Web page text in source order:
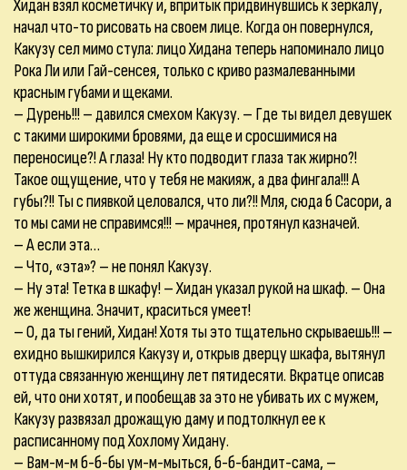
Хидан взял косметичку и, впритык придвинувшись к зеркалу,
начал что-то рисовать на своем лице. Когда он повернулся,
Какузу сел мимо стула: лицо Хидана теперь напоминало лицо
Рока Ли или Гай-сенсея, только с криво размалеванными
красным губами и щеками.
– Дурень!!! – давился смехом Какузу. – Где ты видел девушек
с такими широкими бровями, да еще и сросшимися на
переносице?! А глаза! Ну кто подводит глаза так жирно?!
Такое ощущение, что у тебя не макияж, а два фингала!!! А
губы?!! Ты с пиявкой целовался, что ли?!! Мля, сюда б Сасори, а
то мы сами не справимся!!! – мрачнея, протянул казначей.
– А если эта…
– Что, «эта»? – не понял Какузу.
– Ну эта! Тетка в шкафу! – Хидан указал рукой на шкаф. – Она
же женщина. Значит, краситься умеет!
– О, да ты гений, Хидан! Хотя ты это тщательно скрываешь!!! –
ехидно вышкирился Какузу и, открыв дверцу шкафа, вытянул
оттуда связанную женщину лет пятидесяти. Вкратце описав
ей, что они хотят, и пообещав за это не убивать их с мужем,
Какузу развязал дрожащую даму и подтолкнул ее к
расписанному под Хохлому Хидану.
– Вам-м-м б-б-бы ум-м-мыться, б-б-бандит-сама, –